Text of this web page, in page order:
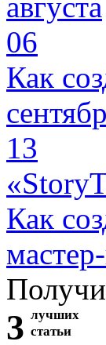
06
Как
13
Как
3 лучших
статьи